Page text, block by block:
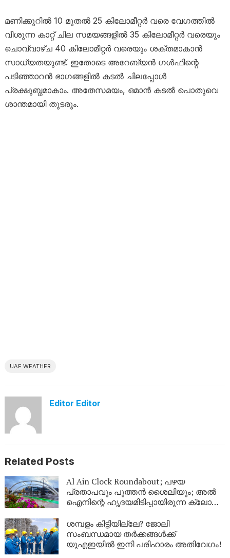
മണിക്കൂറിൽ 10 മുതൽ 25 കിലോമീറ്റർ വരെ വേഗത്തിൽ
വീശുന്ന കാറ്റ് ചില സമയങ്ങളിൽ 35 കിലോമീറ്റർ വരെയും
ചൊവ്വാഴ്ച 40 കിലോമീറ്റർ വരെയും ശക്തമാകാൻ
സാധ്യതയുണ്ട്. ഇതോടെ അറേബ്യൻ ഗൾഫിന്റെ
പടിഞ്ഞാറൻ ഭാഗങ്ങളിൽ കടൽ ചിലപ്പോൾ
പ്രക്ഷുബ്ധമാകാം. അതേസമയം, ഒമാൻ കടൽ പൊതുവെ
ശാന്തമായി തുടരും.
UAE WEATHER
Editor Editor
Related Posts
Al Ain Clock Roundabout; പഴയ
പ്രതാപവും പുത്തൻ ശൈലിയും; അൽ
ഐനിന്റെ ഹൃദയമിടിപ്പായിരുന്ന ക്ലോക്ക്
ശമ്പളം കിട്ടിയില്ലേ? ജോലി
സംബന്ധമായ തർക്കങ്ങൾക്ക്
യുഎഇയിൽ ഇനി പരിഹാരം അതിവേഗം!